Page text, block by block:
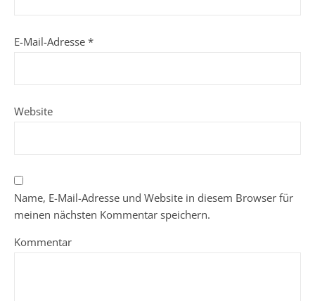
E-Mail-Adresse *
Website
Name, E-Mail-Adresse und Website in diesem Browser für
meinen nächsten Kommentar speichern.
Kommentar